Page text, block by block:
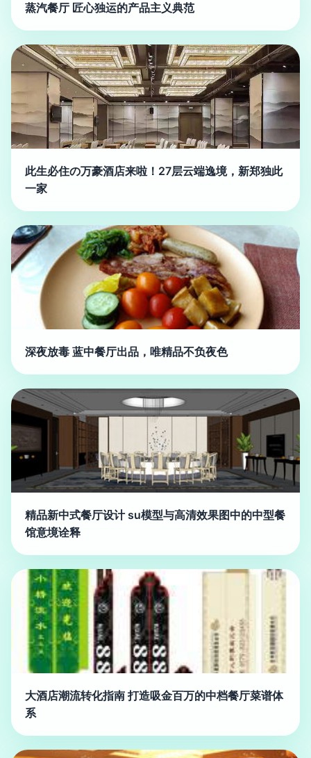
蒸汽餐厅 匠心独运的产品主义典范
此生必住の万豪酒店来啦！27层云端逸境，新郑独此
一家
深夜放毒 蓝中餐厅出品，唯精品不负夜色
精品新中式餐厅设计 su模型与高清效果图中的中型餐
馆意境诠释
大酒店潮流转化指南 打造吸金百万的中档餐厅菜谱体
系